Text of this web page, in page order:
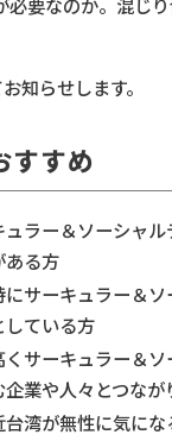
必要なのか。混じ
知らせします。
すすめ
ラー＆ソーシャル
ある方
にサーキュラー＆ソ
している方
サーキュラー＆ソ
企業や人々とつなが
台湾が無性に気にな